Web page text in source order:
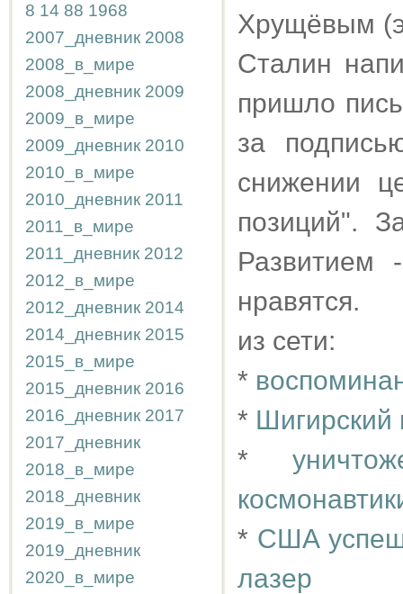
8 14 88 1968
2007_дневник 2008
2008_в_мире
2008_дневник 2009
2009_в_мире
2009_дневник 2010
2010_в_мире
2010_дневник 2011
2011_в_мире
2011_дневник 2012
2012_в_мире
2012_дневник 2014
2014_дневник 2015
2015_в_мире
2015_дневник 2016
2016_дневник 2017
2017_дневник
2018_в_мире
2018_дневник
2019_в_мире
2019_дневник
2020_в_мире
Хрущёвым
Сталин
пришло
за
снижении
позиций".
нравятся.
из сети:
*
* Шигирский
*
* США
лазер